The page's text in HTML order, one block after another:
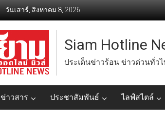
วันเสาร์, สิงหาคม 8, 2026
Siam Hotline
ประเด็นข่าวร้อน ข่าวด่วนทั่ว
ข่าวสาร ประชาสัมพันธ์ ไลฟ์สไตล์